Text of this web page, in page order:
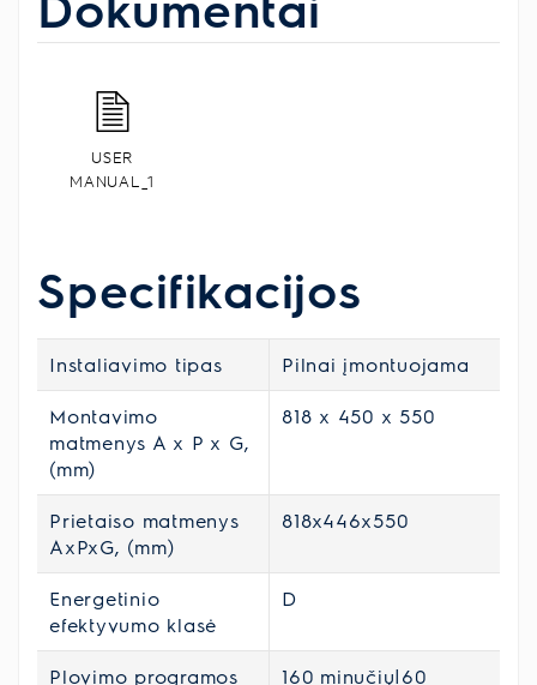
USER
MANUAL_1
Specifikacijos
Instaliavimo tipas Pilnai įmontuojama
Montavimo
matmenys A x P x G,
(mm)
818 x 450 x 550
Prietaiso matmenys
AxPxG, (mm)
818x446x550
Energetinio
efektyvumo klasė
D
Plovimo programos 160 minučių|60